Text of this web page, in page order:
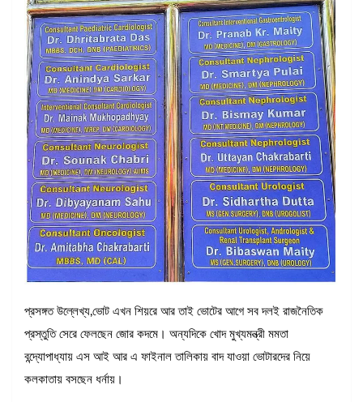
প্রসঙ্গত উল্লেখ্য,ভোট এখন শিয়রে আর তাই ভোটের আগে সব দলই রাজনৈতিক
প্রস্তুতি সেরে ফেলছেন জোর কদমে। অন্যদিকে খোদ মুখ্যমন্ত্রী মমতা
বন্দ্যোপাধ্যায় এস আই আর এ ফাইনাল তালিকায় বাদ যাওয়া ভোটারদের নিয়ে
কলকাতায় বসছেন ধর্নায়।